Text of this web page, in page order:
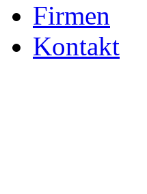
Firmen
Kontakt